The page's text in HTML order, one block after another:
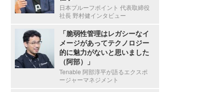
日本プルーフポイント 代表取締役
社長 野村健インタビュー
「脆弱性管理はレガシーなイ
メージがあってテクノロジー
的に魅力がないと思いました
（阿部）」
Tenable 阿部淳平が語るエクスポ
ージャーマネジメント